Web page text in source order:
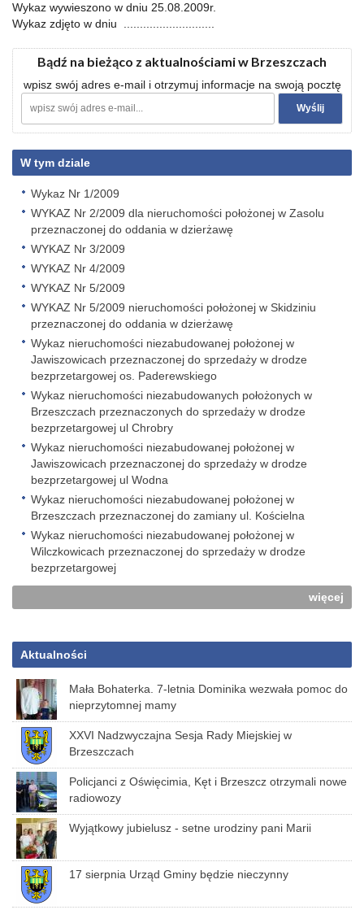
Wykaz wywieszono w dniu 25.08.2009r.
Wykaz zdjęto w dniu ............................
Bądź na bieżąco z aktualnościami w Brzeszczach
wpisz swój adres e-mail i otrzymuj informacje na swoją pocztę
W tym dziale
Wykaz Nr 1/2009
WYKAZ Nr 2/2009 dla nieruchomości położonej w Zasolu
przeznaczonej do oddania w dzierżawę
WYKAZ Nr 3/2009
WYKAZ Nr 4/2009
WYKAZ Nr 5/2009
WYKAZ Nr 5/2009 nieruchomości położonej w Skidziniu
przeznaczonej do oddania w dzierżawę
Wykaz nieruchomości niezabudowanej położonej w
Jawiszowicach przeznaczonej do sprzedaży w drodze
bezprzetargowej os. Paderewskiego
Wykaz nieruchomości niezabudowanych położonych w
Brzeszczach przeznaczonych do sprzedaży w drodze
bezprzetargowej ul Chrobry
Wykaz nieruchomości niezabudowanej położonej w
Jawiszowicach przeznaczonej do sprzedaży w drodze
bezprzetargowej ul Wodna
Wykaz nieruchomości niezabudowanej położonej w
Brzeszczach przeznaczonej do zamiany ul. Kościelna
Wykaz nieruchomości niezabudowanej położonej w
Wilczkowicach przeznaczonej do sprzedaży w drodze
bezprzetargowej
więcej
Aktualności
Mała Bohaterka. 7-letnia Dominika wezwała pomoc do
nieprzytomnej mamy
XXVI Nadzwyczajna Sesja Rady Miejskiej w
Brzeszczach
Policjanci z Oświęcimia, Kęt i Brzeszcz otrzymali nowe
radiowozy
Wyjątkowy jubielusz - setne urodziny pani Marii
17 sierpnia Urząd Gminy będzie nieczynny